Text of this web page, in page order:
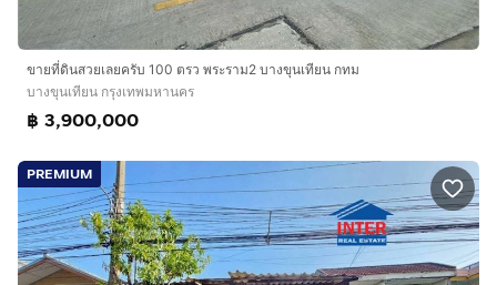
ขายที่ดินสวยเลยครับ 100 ตรว พระราม2 บางขุนเทียน กทม
บางขุนเทียน กรุงเทพมหานคร
฿ 3,900,000
PREMIUM